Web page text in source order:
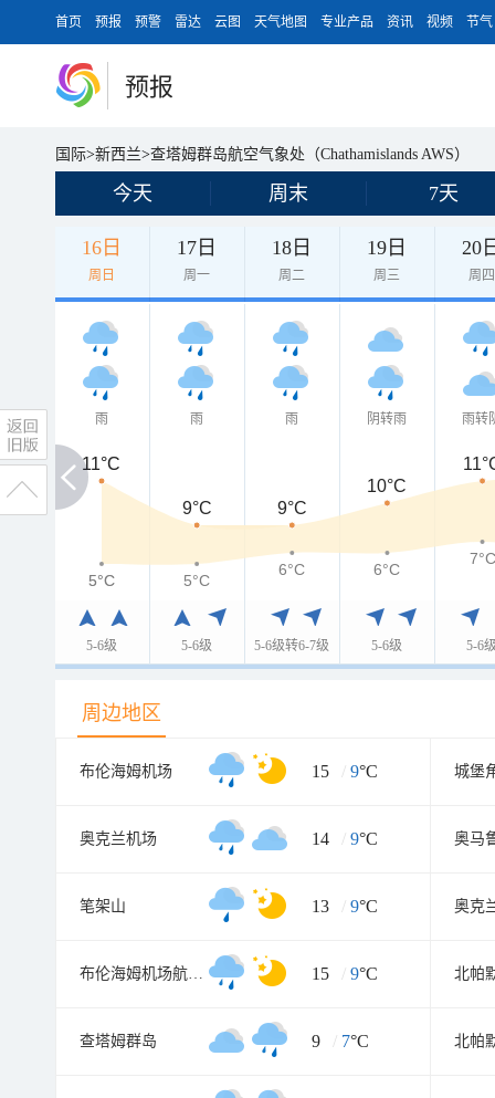
首页 预报 预警 雷达 云图 天气地图 专业产品 资讯 视频 节气
预报
国际>新西兰>查塔姆群岛航空气象处（Chathamislands AWS）
今天 周末 7天
16日
周日
17日
周一
18日
周二
19日
周三
20
周四
雨
5-6级
雨
5-6级
雨
5-6级转6-7级
阴转雨
5-6级
雨转
5-6
11°C
11°C
9°C 9°C
10°C
5°C
5°C 5°C
6°C 6°C
7°C
周边地区
布伦海姆机场 15 / 9°C 城堡
奥克兰机场 14 / 9°C
笔架山 13 / 9°C 奥克
布伦海姆机场航空气象处 15 / 9°C 北帕
查塔姆群岛 9 / 7°C